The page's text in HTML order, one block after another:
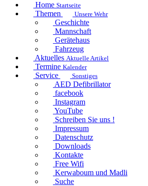
Home Startseite
Themen Unsere Wehr
Geschichte
Mannschaft
Gerätehaus
Fahrzeug
Aktuelles Aktuelle Artikel
Termine Kalender
Service Sonstiges
AED Defibrillator
facebook
Instagram
YouTube
Schreiben Sie uns !
Impressum
Datenschutz
Downloads
Kontakte
Free Wifi
Kerwaboum und Madli
Suche